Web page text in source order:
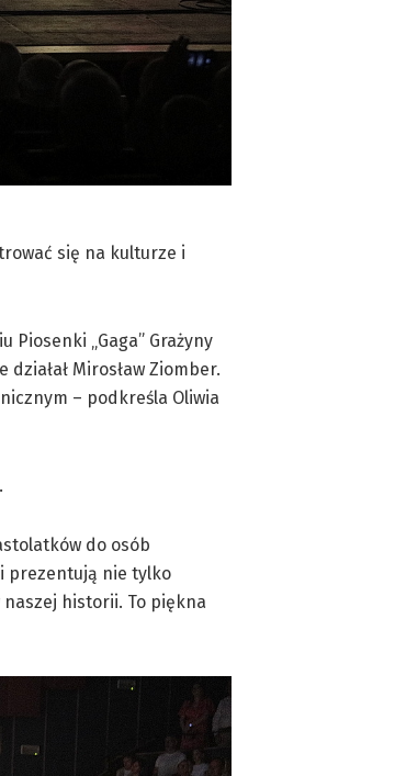
się na kulturze i
„Gaga” Grażyny
Mirosław Ziomber.
– podkreśla Oliwia
do osób
prezentują nie tylko
historii. To piękna